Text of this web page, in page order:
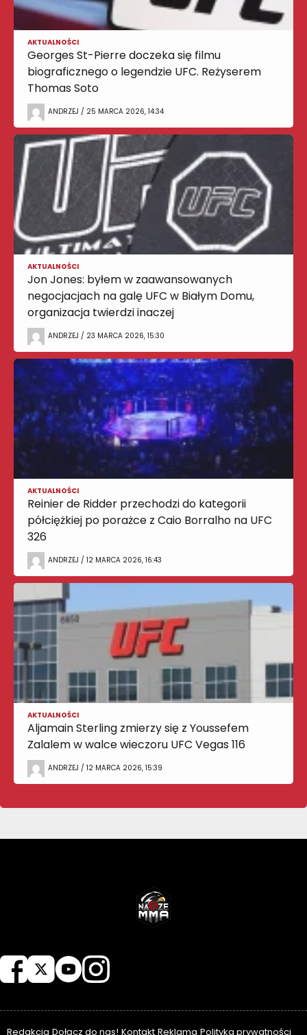
AKTUALNOŚCI
Georges St-Pierre doczeka się filmu
biograficznego o legendzie UFC. Reżyserem
Thomas Soto
ANDRZEJ / 25 MARCA 2026, 14:34
AKTUALNOŚCI
Jon Jones: byłem w zaawansowanych
negocjacjach na galę UFC w Białym Domu,
organizacja twierdzi inaczej
ANDRZEJ / 23 MARCA 2026, 15:30
AKTUALNOŚCI
Reinier de Ridder przechodzi do kategorii
półciężkiej po porażce z Caio Borralho na UFC
326
ANDRZEJ / 12 MARCA 2026, 16:43
AKTUALNOŚCI
Aljamain Sterling zmierzy się z Youssefem
Zalalem w walce wieczoru UFC Vegas 116
ANDRZEJ / 12 MARCA 2026, 15:39
Redakcja Dołącz do nas! Kontakt Reklama Polityka prywatności